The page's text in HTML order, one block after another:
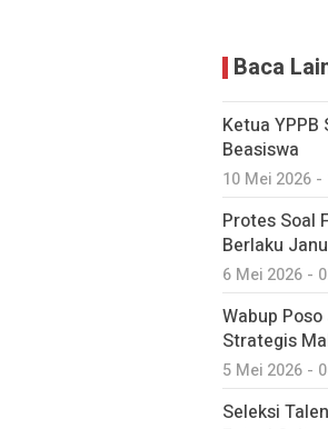
Baca
Ketua
Beasiswa
10 Mei 2026 -
Protes Soal
Berlaku
6 Mei 2026 -
Wabup
Strategis
5 Mei 2026 -
Seleksi